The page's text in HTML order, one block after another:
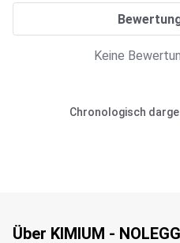
Keine
Chronologisch
Über KIMIUM -